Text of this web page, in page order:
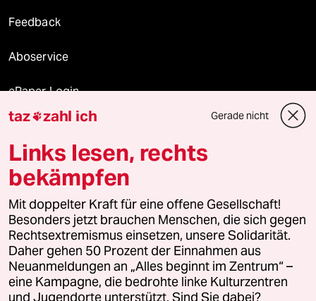
Feedback
Aboservice
ePaper Login
Downloads für Abonnierende
© 2026 taz Verlags und Vertriebs GmbH
Alle Rechte vorbehalten. Bei rechtlichen Fragen oder für Genehmigungen
wenden Sie sich bitte an
lizenzen@taz.de
Feedback Redaktionsstatut Kommune-Richtlinien
Leitlinie Informant Datenschutz Impressum AGB
taz zahl ich Gerade nicht
Links lesen, rechts
bekämpfen
Mit doppelter Kraft für eine offene Gesellschaft!
Besonders jetzt brauchen Menschen, die sich gegen
Rechtsextremismus einsetzen, unsere Solidarität.
Daher gehen 50 Prozent der Einnahmen aus
Neuanmeldungen an „Alles beginnt im Zentrum“ –
eine Kampagne, die bedrohte linke Kulturzentren
und Jugendorte unterstützt. Sind Sie dabei?